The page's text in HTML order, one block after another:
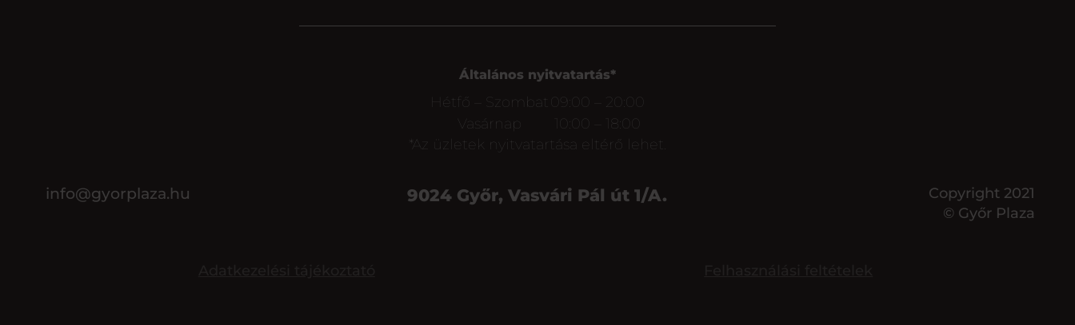
Általános nyitvatartás*
Hétfő – Szombat
09:00 – 20:00
Vasárnap
10:00 – 18:00
*Az üzletek nyitvatartása eltérő lehet.
info@gyorplaza.hu 9024 Győr, Vasvári Pál út 1/A.
Copyright 2021
© Győr Plaza